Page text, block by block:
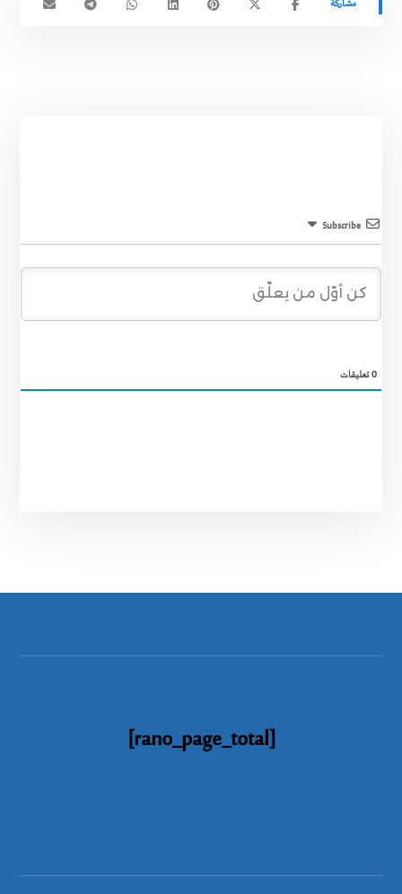
Subscribe
0تعليقات
[rano_page_total]